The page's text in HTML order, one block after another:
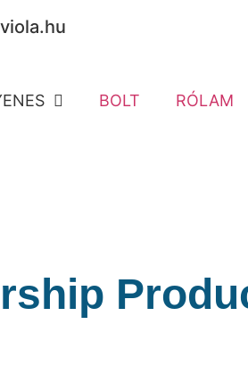
BOLT RÓLAM